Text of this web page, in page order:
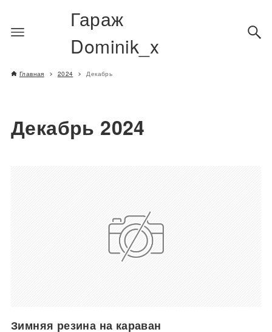
Гараж
Dominik_x
Главная 2024 Декабрь
Декабрь 2024
Зимняя резина на караван